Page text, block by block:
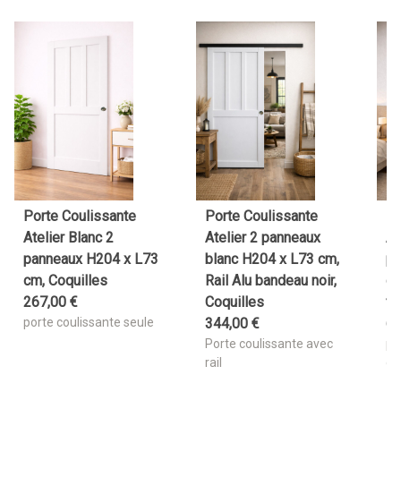
Porte Coulissante
Atelier Blanc 2
panneaux H204 x L73
cm, Coquilles
267,00 €
porte coulissante seule
Porte Coulissante
Atelier 2 panneaux
blanc H204 x L73 cm,
Rail Alu bandeau noir,
Coquilles
344,00 €
Porte coulissante avec
rail